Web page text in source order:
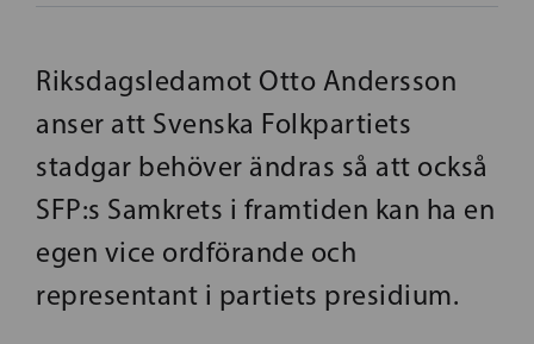
Riksdagsledamot Otto Andersson
anser att Svenska Folkpartiets
stadgar behöver ändras så att också
SFP:s Samkrets i framtiden kan ha en
egen vice ordförande och
representant i partiets presidium.